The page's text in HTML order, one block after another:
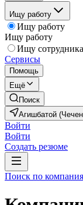
Ищу работу
Ищу работу
Ищу работу
Ищу сотрудника
Сервисы
Помощь
Ещё
Поиск
Агишбатой
Войти
Войти
Создать резюме
Поиск по